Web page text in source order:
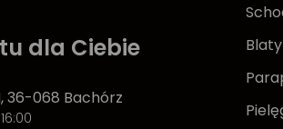
dla Ciebie
36-068 Bachórz
Blaty